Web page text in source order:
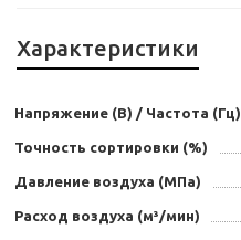
Характеристики
Напряжение (В) / Частота (Гц)
Точность сортировки (%)
Давление воздуха (МПа)
Расход воздуха (м³/мин)